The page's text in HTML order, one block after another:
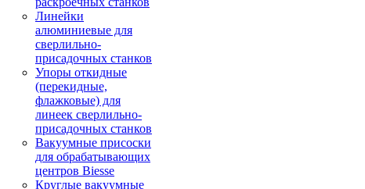
Линейки
алюминиевые для
сверлильно-
присадочных станков
Упоры откидные
(перекидные,
флажковые) для
линеек сверлильно-
присадочных станков
Вакуумные присоски
для обрабатывающих
центров Biesse
Круглые вакуумные